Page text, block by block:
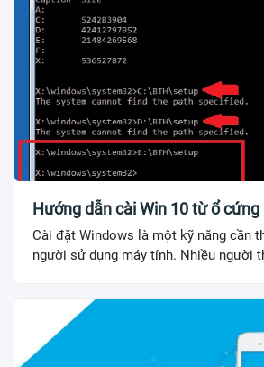
Hướng dẫn cài Win 10 từ ổ cứng
Cài đặt Windows là một kỹ năng cần
người sử dụng máy tính. Nhiều người